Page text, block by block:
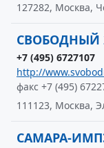
127282, Москва,
СВОБОДНЫЙ
+7 (495) 6727107
http://
факс +7 (495)
111123, Москва,
САМАРА-